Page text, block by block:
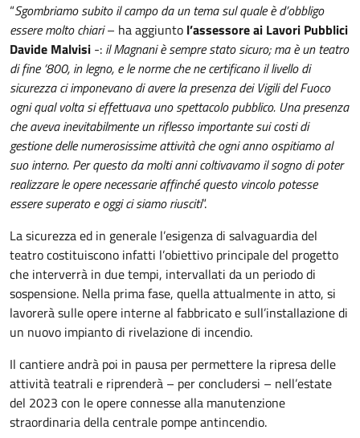
“Sgombriamo subito il campo da un tema sul quale è d’obbligo
essere molto chiari– ha aggiunto l’assessore ai Lavori Pubblici
Davide Malvisi -: il Magnani è sempre stato sicuro; ma è un teatro
di fine ‘800, in legno, e le norme che ne certificano il livello di
sicurezza ci imponevano di avere la presenza dei Vigili del Fuoco
ogni qual volta si effettuava uno spettacolo pubblico. Una presenza
che aveva inevitabilmente un riflesso importante sui costi di
gestione delle numerosissime attività che ogni anno ospitiamo al
suo interno. Per questo da molti anni coltivavamo il sogno di poter
realizzare le opere necessarie affinché questo vincolo potesse
essere superato e oggi ci siamo riusciti”.
La sicurezza ed in generale l’esigenza di salvaguardia del
teatro costituiscono infatti l’obiettivo principale del progetto
che interverrà in due tempi, intervallati da un periodo di
sospensione. Nella prima fase, quella attualmente in atto, si
lavorerà sulle opere interne al fabbricato e sull’installazione di
un nuovo impianto di rivelazione di incendio.
Il cantiere andrà poi in pausa per permettere la ripresa delle
attività teatrali e riprenderà – per concludersi – nell’estate
del 2023 con le opere connesse alla manutenzione
straordinaria della centrale pompe antincendio.